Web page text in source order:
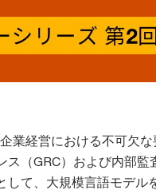
業経営における不可欠な
（GRC）および内部監
て、大規模言語モデル